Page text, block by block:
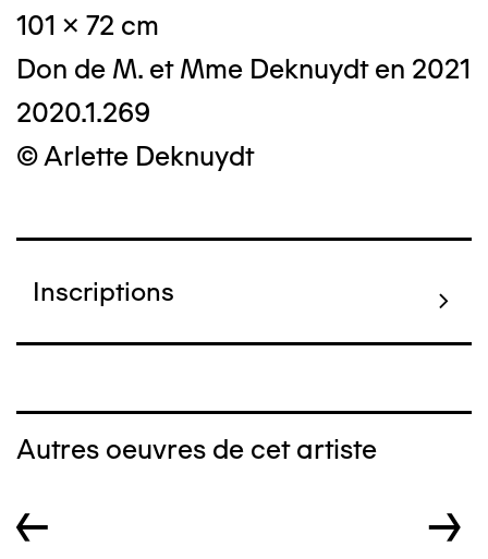
101 x 72 cm
Don de M. et Mme Deknuydt en 2021
2020.1.269
© Arlette Deknuydt
Inscriptions
Autres oeuvres de cet artiste
← →